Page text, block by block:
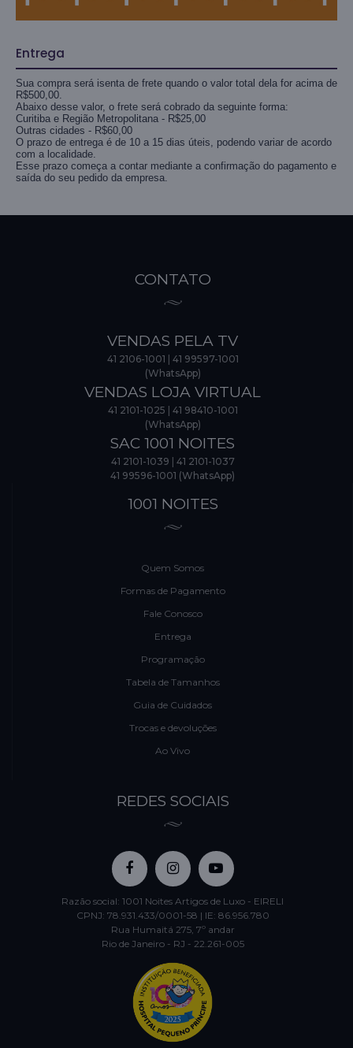
Entrega
Sua compra será isenta de frete quando o valor total dela for acima de
R$500,00.
Abaixo desse valor, o frete será cobrado da seguinte forma:
Curitiba e Região Metropolitana - R$25,00
Outras cidades - R$60,00
O prazo de entrega é de 10 a 15 dias úteis, podendo variar de acordo
com a localidade.
Esse prazo começa a contar mediante a confirmação do pagamento e
saída do seu pedido da empresa.
CONTATO
VENDAS PELA TV
41 2106-1001
41 99597-1001
(WhatsApp)
VENDAS LOJA VIRTUAL
41 2101-1025
41 98410-1001
(WhatsApp)
SAC 1001 NOITES
41 2101-1039
41 2101-1037
41 99596-1001 (WhatsApp)
1001 NOITES
Quem Somos
Formas de Pagamento
Fale Conosco
Entrega
Programação
Tabela de Tamanhos
Guia de Cuidados
Trocas e devoluções
Ao Vivo
REDES SOCIAIS
Razão social: 1001 Noites Artigos de Luxo - EIRELI
CPNJ: 78.931.433/0001-58 | IE: 86.956.780
Rua Humaitá 275, 7º andar
Rio de Janeiro - RJ - 22.261-005